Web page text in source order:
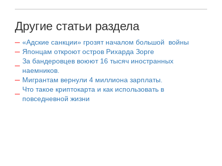
Другие статьи раздела
«Адские санкции» грозят началом большой войны
Японцам откроют остров Рихарда Зорге
За бандеровцев воюют 16 тысяч иностранных
наемников.
Мигрантам вернули 4 миллиона зарплаты.
Что такое криптокарта и как использовать в
повседневной жизни